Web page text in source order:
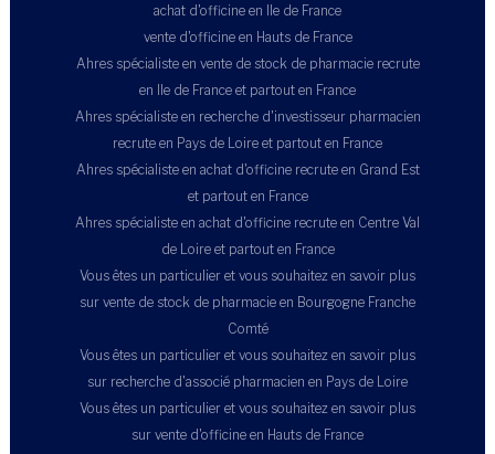
achat d'officine en Ile de France
vente d'officine en Hauts de France
Ahres spécialiste en vente de stock de pharmacie recrute
en Ile de France et partout en France
Ahres spécialiste en recherche d'investisseur pharmacien
recrute en Pays de Loire et partout en France
Ahres spécialiste en achat d'officine recrute en Grand Est
et partout en France
Ahres spécialiste en achat d'officine recrute en Centre Val
de Loire et partout en France
Vous êtes un particulier et vous souhaitez en savoir plus
sur vente de stock de pharmacie en Bourgogne Franche
Comté
Vous êtes un particulier et vous souhaitez en savoir plus
sur recherche d'associé pharmacien en Pays de Loire
Vous êtes un particulier et vous souhaitez en savoir plus
sur vente d'officine en Hauts de France